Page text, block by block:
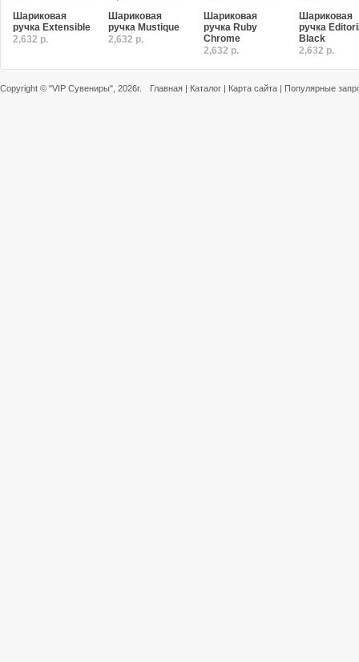
Шариковая
ручка Extensible
2,632 р.
Шариковая
ручка Mustique
2,632 р.
Шариковая
ручка Ruby
Chrome
2,632 р.
Шариковая
ручка
Black
2,632 р.
Copyright © "VIP Сувениры" , 2026г. Главная | Каталог | Карта сайта | Популярные